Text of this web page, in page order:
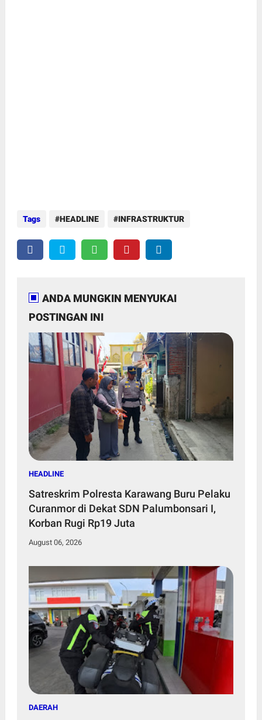
Tags HEADLINE INFRASTRUKTUR
ANDA MUNGKIN MENYUKAI
POSTINGAN INI
HEADLINE
Satreskrim Polresta Karawang Buru Pelaku
Curanmor di Dekat SDN Palumbonsari I,
Korban Rugi Rp19 Juta
August 06, 2026
DAERAH